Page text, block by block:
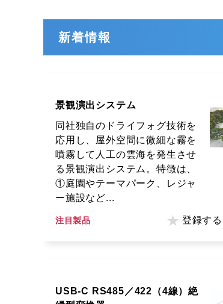
新着情報
景観演出システム
同社独自のドライフォグ技術を
応用し、屋外空間に微細な霧を
噴霧して人工の雲海を発生させ
る景観演出システム。特徴は、
①庭園やテーマパーク、レジャ
ー施設など...
注目製品 登録する
USB-C RS485／422（4線）絶